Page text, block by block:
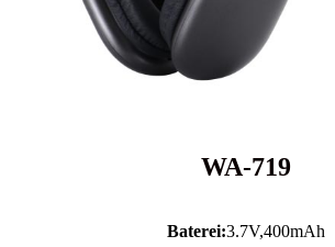
WA-719
Baterei:3.7V,400mAh